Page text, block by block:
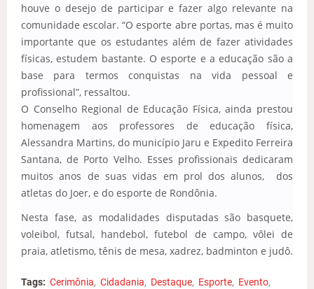
houve o desejo de participar e fazer algo relevante na
comunidade escolar. “O esporte abre portas, mas é muito
importante que os estudantes além de fazer atividades
físicas, estudem bastante. O esporte e a educação são a
base para termos conquistas na vida pessoal e
profissional”, ressaltou.
O Conselho Regional de Educação Física, ainda prestou
homenagem aos professores de educação física,
Alessandra Martins, do município Jaru e Expedito Ferreira
Santana, de Porto Velho. Esses profissionais dedicaram
muitos anos de suas vidas em prol dos alunos, dos
atletas do Joer, e do esporte de Rondônia.
Nesta fase, as modalidades disputadas são basquete,
voleibol, futsal, handebol, futebol de campo, vôlei de
praia, atletismo, tênis de mesa, xadrez, badminton e judô.
Tags: Cerimônia Cidadania Destaque Esporte
Evento